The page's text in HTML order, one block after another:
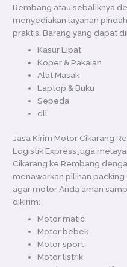
Rembang atau sebaliknya
menyediakan layanan
praktis. Barang yang dapat
Kasur Lipat
Koper & Pakaian
Alat Masak
Laptop & Buku
Sepeda
dll
Jasa Kirim Motor Cikarang
Logistik Express juga
Cikarang ke Rembang
menawarkan pilihan
agar motor Anda aman
dikirim:
Motor matic
Motor bebek
Motor sport
Motor listrik